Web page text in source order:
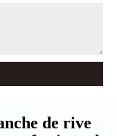
de rive